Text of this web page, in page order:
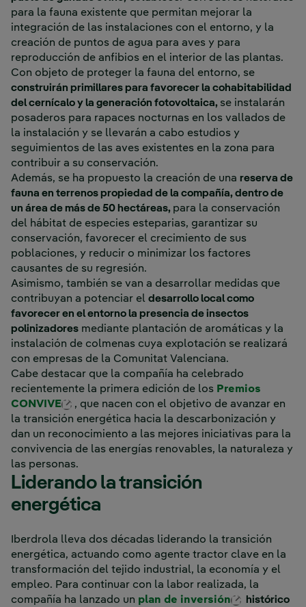
para la fauna existente que permitan mejorar la
integración de las instalaciones con el entorno, y la
creación de puntos de agua para aves y para
reproducción de anfibios en el interior de las plantas.
Con objeto de proteger la fauna del entorno, se
construirán primillares para favorecer la cohabitabilidad
del cernícalo y la generación fotovoltaica, se instalarán
posaderos para rapaces nocturnas en los vallados de
la instalación y se llevarán a cabo estudios y
seguimientos de las aves existentes en la zona para
contribuir a su conservación.
Además, se ha propuesto la creación de una reserva de
fauna en terrenos propiedad de la compañía, dentro de
un área de más de 50 hectáreas, para la conservación
del hábitat de especies esteparias, garantizar su
conservación, favorecer el crecimiento de sus
poblaciones, y reducir o minimizar los factores
causantes de su regresión.
Asimismo, también se van a desarrollar medidas que
contribuyan a potenciar el desarrollo local como
favorecer en el entorno la presencia de insectos
polinizadores mediante plantación de aromáticas y la
instalación de colmenas cuya explotación se realizará
con empresas de la Comunitat Valenciana.
Cabe destacar que la compañía ha celebrado
recientemente la primera edición de los Premios
CONVIVE
Enlace externo, se abre en ventana nueva.
, que nacen con el objetivo de avanzar en
la transición energética hacia la descarbonización y
dan un reconocimiento a las mejores iniciativas para la
convivencia de las energías renovables, la naturaleza y
las personas.
Liderando la transición
energética
Iberdrola lleva dos décadas liderando la transición
energética, actuando como agente tractor clave en la
transformación del tejido industrial, la economía y el
empleo. Para continuar con la labor realizada, la
compañía ha lanzado un plan de inversión Enlace
histórico